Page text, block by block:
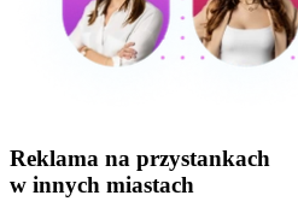
Reklama na przystankach
w innych miastach